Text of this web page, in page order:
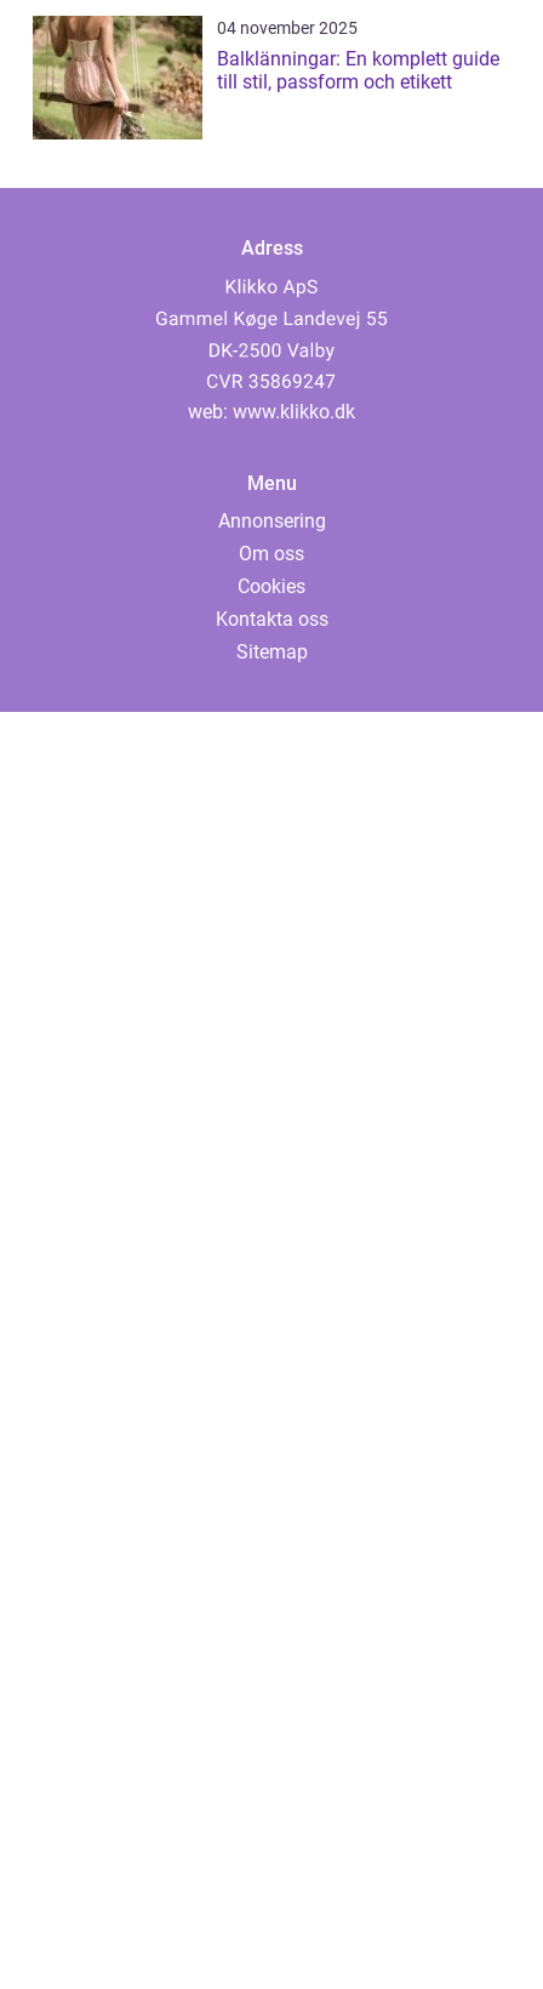
04 november 2025
Balklänningar: En komplett guide
till stil, passform och etikett
Adress
web: www.klikko.dk
Menu
Annonsering
Om oss
Cookies
Kontakta oss
Sitemap